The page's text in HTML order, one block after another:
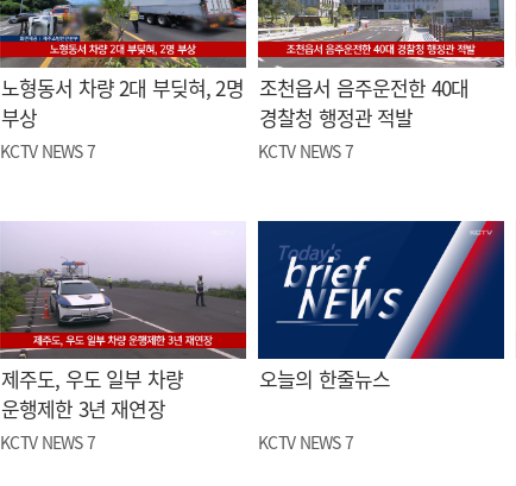
노형동서 차량 2대 부딪혀, 2명
부상
KCTV NEWS 7
조천읍서 음주운전한 40대
경찰청 행정관 적발
KCTV NEWS 7
제주도, 우도 일부 차량
운행제한 3년 재연장
KCTV NEWS 7
오늘의 한줄뉴스
KCTV NEWS 7